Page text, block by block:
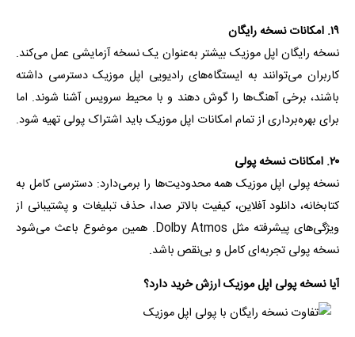
۱۹. امکانات نسخه رایگان
نسخه رایگان اپل موزیک بیشتر به‌عنوان یک نسخه آزمایشی عمل می‌کند.
کاربران می‌توانند به ایستگاه‌های رادیویی اپل موزیک دسترسی داشته
باشند، برخی آهنگ‌ها را گوش دهند و با محیط سرویس آشنا شوند. اما
برای بهره‌برداری از تمام امکانات اپل موزیک باید اشتراک پولی تهیه شود.
۲۰. امکانات نسخه پولی
نسخه پولی اپل موزیک همه محدودیت‌ها را برمی‌دارد: دسترسی کامل به
کتابخانه، دانلود آفلاین، کیفیت بالاتر صدا، حذف تبلیغات و پشتیبانی از
ویژگی‌های پیشرفته مثل Dolby Atmos. همین موضوع باعث می‌شود
نسخه پولی تجربه‌ای کامل و بی‌نقص باشد.
آیا نسخه پولی اپل موزیک ارزش خرید دارد؟